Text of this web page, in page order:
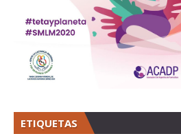
ETIQUETAS